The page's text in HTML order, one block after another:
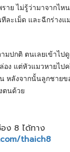
ย ไม่รู้ว่ามาจากไห
ะเม็ด และฉีกร่างแ
มปกติ ตนเลยเข้าไ
ง แต่หัวแมวหายไป
หลังจากนั้นลูกชาย
ตนด้วย
ง 8 ได้ทาง
thaich8